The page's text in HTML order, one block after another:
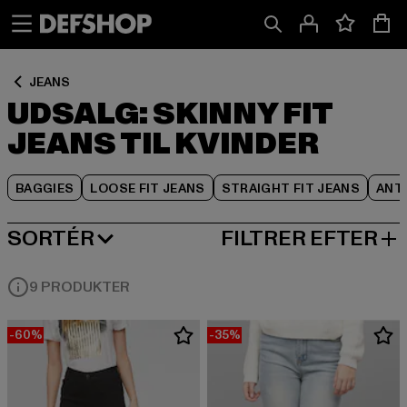
JEANS
UDSALG: SKINNY FIT
JEANS TIL KVINDER
BAGGIES LOOSE FIT JEANS STRAIGHT FIT JEANS
SORTÉR
MEST POPULÆRE FILTRER EFTER
9 PRODUKTER
-60% -35%